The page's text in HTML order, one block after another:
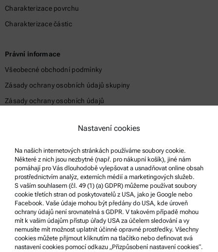
Charakterizace povrchu
Charakterizace částic
Právní informace
Všeobecné obchodní podmínky
Zásady ochrany osobních údajů skupiny
Zásady ochrany osobních údajů
Ochranné známky
Systém oznamování nekalých praktik
Podpora produktů
Certifikovaný servis Anton Paar
Prohlášení o bezpečnosti
Technická centra společnosti Anton Paar
Nastavení cookies
Na našich internetových stránkách používáme soubory cookie.
Některé z nich jsou nezbytné (např. pro nákupní košík), jiné nám
pomáhají pro Vás dlouhodobě vylepšovat a usnadňovat online obsah
prostřednictvím analýz, externích médií a marketingových služeb.
S vaším souhlasem (čl. 49 (1) (a) GDPR) můžeme používat soubory
cookie třetích stran od poskytovatelů z USA, jako je Google nebo
Facebook. Vaše údaje mohou být předány do USA, kde úroveň
ochrany údajů není srovnatelná s GDPR. V takovém případě mohou
mít k vašim údajům přístup úřady USA za účelem sledování a vy
nemusíte mít možnost uplatnit účinné opravné prostředky. Všechny
cookies můžete přijmout kliknutím na tlačítko nebo definovat svá
nastavení cookies pomocí odkazu „Přizpůsobení nastavení cookies“.